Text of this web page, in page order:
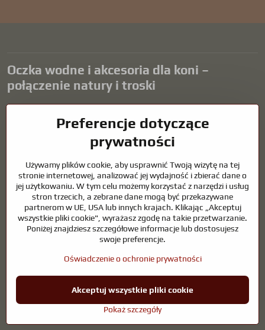
Oczka wodne i akcesoria dla koni –
połączenie natury i troski
harmonijne środowisko sprzyjające relaksowi i życiu zwierząt
wodnych. Odpowiednia technologia, filtracja i regularna
konserwacja są kluczem do czystej wody i zdrowego stawu przez
naszego życia.
Konie wymagają wysokiej jakości sprzętu jeździeckiego,
odpowiedniego odżywiania i odpowiedzialnej opieki, aby być zdrowe,
silne i zadowolone. Niezależnie od tego, czy chodzi o sprzęt dla
jeźdźców, hodowców, czy miłośników natury, celem jest stworzenie
środowiska, które wspiera naturalną równowagę, bezpieczeństwo i
©2026Prawa autorskie
Preferencje dotyczące prywatności
Oświadczenie o ochronie prywatności
Strona stworzona przy użyciu:
Preferencje dotyczące
prywatności
Używamy plików cookie, aby usprawnić Twoją wizytę na tej
stronie internetowej, analizować jej wydajność i zbierać dane o
jej użytkowaniu. W tym celu możemy korzystać z narzędzi i usług
stron trzecich, a zebrane dane mogą być przekazywane
partnerom w UE, USA lub innych krajach. Klikając „Akceptuj
wszystkie pliki cookie", wyrażasz zgodę na takie przetwarzanie.
Poniżej znajdziesz szczegółowe informacje lub dostosujesz
swoje preferencje.
Oświadczenie o ochronie prywatności
Pokaż szczegóły
Akceptuj wszystkie pliki cookie